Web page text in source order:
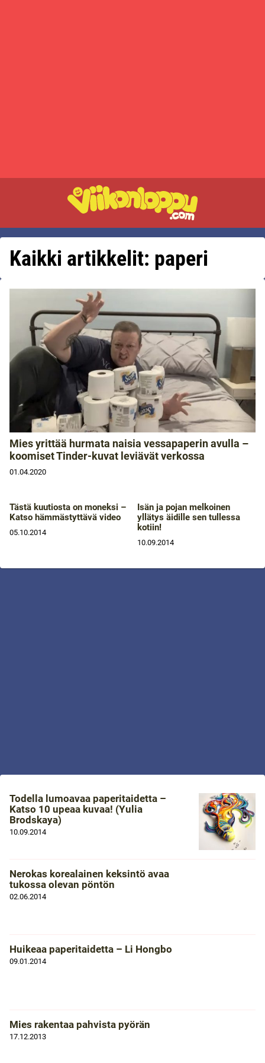
Kaikki artikkelit: paperi
Mies yrittää hurmata naisia vessapaperin avulla –
koomiset Tinder-kuvat leviävät verkossa
01.04.2020
Tästä kuutiosta on moneksi –
Katso hämmästyttävä video
05.10.2014
Isän ja pojan melkoinen
yllätys äidille sen tullessa
kotiin!
10.09.2014
Todella lumoavaa paperitaidetta –
Katso 10 upeaa kuvaa! (Yulia
Brodskaya)
10.09.2014
Nerokas korealainen keksintö avaa
tukossa olevan pöntön
02.06.2014
Huikeaa paperitaidetta – Li Hongbo
09.01.2014
Mies rakentaa pahvista pyörän
17.12.2013